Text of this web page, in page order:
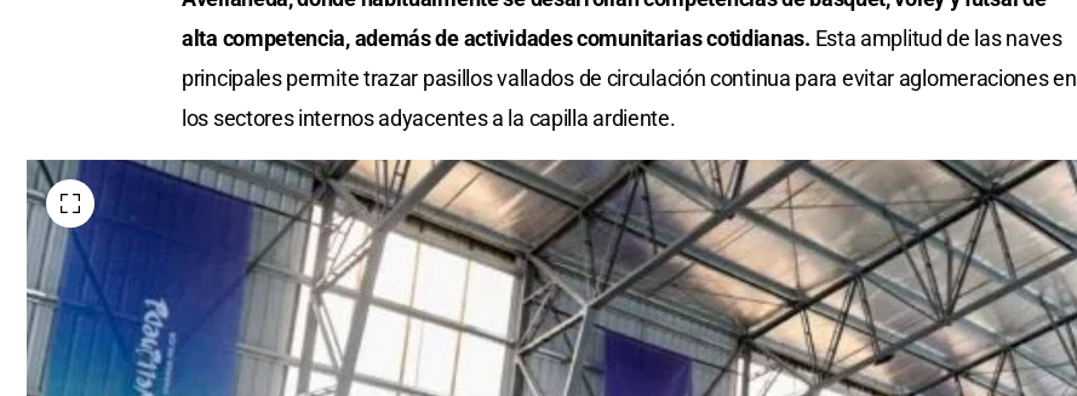
alta competencia, además de actividades comunitarias cotidianas. Esta amplitud de las naves
principales permite trazar pasillos vallados de circulación continua para evitar aglomeraciones en
los sectores internos adyacentes a la capilla ardiente.